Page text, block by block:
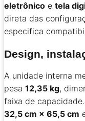
eletrônico e tela
direta das
especifica
Design,
A unidade interna
pesa 12,35 kg,
faixa de
32,5 cm × 65,5 cm